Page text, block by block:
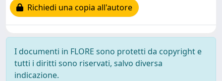
Richiedi una copia all'autore
I documenti in FLORE sono protetti da copyright e
tutti i diritti sono riservati, salvo diversa
indicazione.